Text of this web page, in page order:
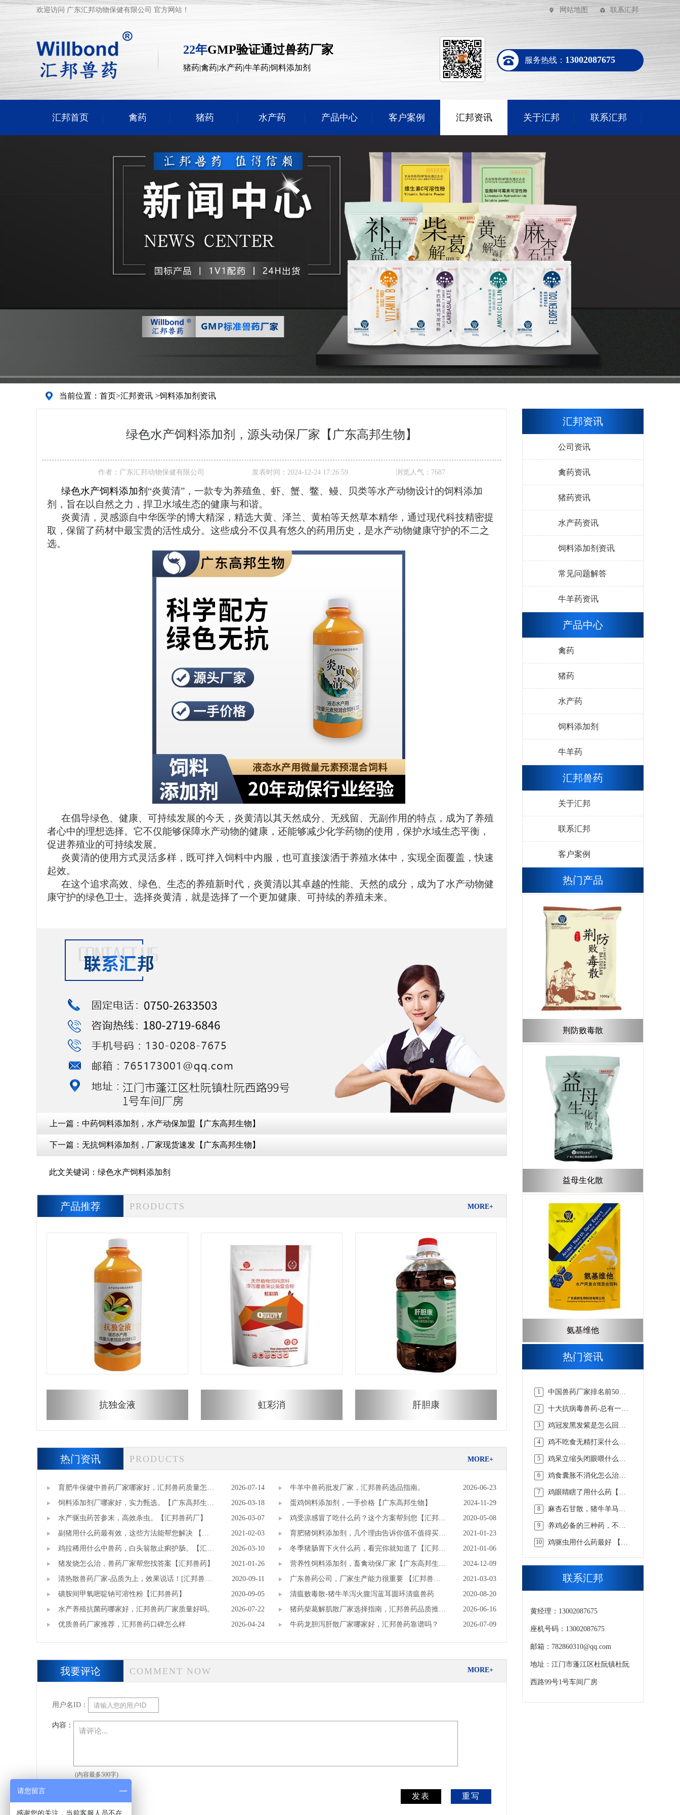
欢迎访问 广东汇邦动物保健有限公司 官方网站！ 网站地图 联系汇邦
22年GMP验证通过兽药厂家
猪药|禽药|水产药|牛羊药|饲料添加剂
服务热线： 13002087675
汇邦首页 禽药 猪药 水产药 产品中心 客户案例 汇邦资讯 关于汇邦 联系汇邦
当前位置： 首页>汇邦资讯 >饲料添加剂资讯
绿色水产饲料添加剂，源头动保厂家【广东高邦生物】
作者： 广东汇邦动物保健有限公司 发表时间： 2024-12-24 17:26:59 浏览人气： 7687
绿色水产饲料添加剂 “炎黄清”，一款专为养殖鱼、虾、蟹、鳖、鳗、贝类等水产动物设计的饲料添加
剂，旨在以自然之力，捍卫水域生态的健康与和谐。
炎黄清，灵感源自中华医学的博大精深，精选大黄、泽兰、黄柏等天然草本精华，通过现代科技精密提
取，保留了药材中最宝贵的活性成分。这些成分不仅具有悠久的药用历史，是水产动物健康守护的不二之
选。
在倡导绿色、健康、可持续发展的今天，炎黄清以其天然成分、无残留、无副作用的特点，成为了养殖
者心中的理想选择。它不仅能够保障水产动物的健康，还能够减少化学药物的使用，保护水域生态平衡，
促进养殖业的可持续发展。
炎黄清的使用方式灵活多样，既可拌入饲料中内服，也可直接泼洒于养殖水体中，实现全面覆盖，快速
起效。
在这个追求高效、绿色、生态的养殖新时代，炎黄清以其卓越的性能、天然的成分，成为了水产动物健
康守护的绿色卫士。选择炎黄清，就是选择了一个更加健康、可持续的养殖未来。
上一篇： 中药饲料添加剂，水产动保加盟【广东高邦生物】
下一篇： 无抗饲料添加剂，厂家现货速发【广东高邦生物】
此文关键词： 绿色水产饲料添加剂
产品推荐 PRODUCTS MORE+
抗独金液 虹彩消 肝胆康
热门资讯 PRODUCTS MORE+
育肥牛保健中兽药厂家哪家好，汇邦兽药质量怎么
样？
2026-07-14 牛羊中兽药批发厂家，汇邦兽药选品指南。
2026-06-23
饲料添加剂厂哪家好，实力甄选。【广东高邦生
物】
2026-03-18 蛋鸡饲料添加剂，一手价格【广东高邦生物】
2024-11-29
水产驱虫药苦参末，高效杀虫。【汇邦兽药厂】
2026-03-07
鸡受凉感冒了吃什么药？这个方案帮到您【汇邦兽
药】
2020-05-08
副猪用什么药最有效，这些方法能帮您解决 【汇
邦兽药】
2021-02-03
育肥猪饲料添加剂，几个理由告诉你值不值得买
【汇邦兽药】
2021-01-23
鸡拉稀用什么中兽药，白头翁散止痢护肠。【汇邦
兽药厂】
2026-03-10
冬季猪肠胃下火什么药，看完你就知道了【汇邦兽
药】
2021-01-06
猪发烧怎么治，兽药厂家帮您找答案【汇邦兽药】
2021-01-26
营养性饲料添加剂，畜禽动保厂家【广东高邦生
物】
2024-12-09
清热散兽药厂家-品质为上，效果说话！[汇邦兽
药]
2020-09-11
广东兽药公司，厂家生产能力很重要 【汇邦兽
药】
2021-03-03
磺胺间甲氧嘧啶钠可溶性粉【汇邦兽药】
2020-09-05 清瘟败毒散-猪牛羊泻火腹泻蓝耳圆环清瘟兽药
2020-08-20
水产养殖抗菌药哪家好，汇邦兽药厂家质量好吗。
2026-07-22
猪药柴葛解肌散厂家选择指南，汇邦兽药品质推
荐。
2026-06-16
优质兽药厂家推荐，汇邦兽药口碑怎么样
2026-04-24 牛药龙胆泻肝散厂家哪家好，汇邦兽药靠谱吗？ 2026-07-09
我要评论 COMMENT NOW MORE+
用户名ID：
内容：
(内容最多500字)
发表 重写
汇邦资讯
公司资讯
禽药资讯
猪药资讯
水产药资讯
饲料添加剂资讯
常见问题解答
牛羊药资讯
产品中心
禽药
猪药
水产药
饲料添加剂
牛羊药
汇邦兽药
关于汇邦
联系汇邦
客户案例
热门产品
荆防败毒散
益母生化散
氨基维他
热门资讯
1
中国兽药厂家排名前50
药】
2
十大抗病毒兽药-总有一款
3
鸡冠发黑发紫是怎么回事
合适 【汇邦兽药】
4
鸡不吃食无精打采什么病
5
鸡呆立缩头闭眼喂什么药
6
鸡食囊胀不消化怎么治，
药】
7
鸡眼睛瞎了用什么药【汇
8
麻杏石甘散，猪牛羊马兔
9
养鸡必备的三种药，不知
10
鸡驱虫用什么药最好 【汇
联系汇邦
黄经理：13002087675
座机号码：13002087675
邮箱：782860310@qq.com
地址：江门市蓬江区杜阮镇杜阮
西路99号1号车间厂房
请您留言
感谢您的关注，当前客服人员不在